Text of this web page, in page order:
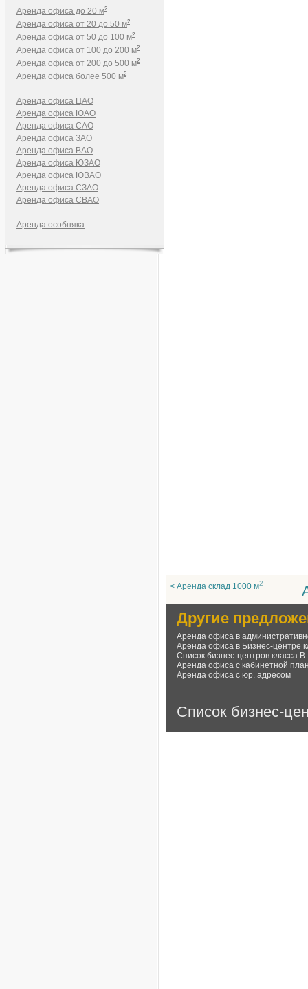
Аренда офиса до 20 м2
Аренда офиса от 20 до 50 м2
Аренда офиса от 50 до 100 м2
Аренда офиса от 100 до 200 м2
Аренда офиса от 200 до 500 м2
Аренда офиса более 500 м2
Аренда офиса ЦАО
Аренда офиса ЮАО
Аренда офиса САО
Аренда офиса ЗАО
Аренда офиса ВАО
Аренда офиса ЮЗАО
Аренда офиса ЮВАО
Аренда офиса СЗАО
Аренда офиса СВАО
Аренда особняка
< Аренда склад 1000 м2
Другие
Аренда офиса в
Аренда офиса в Бизнес-центре
Список бизнес-центров класса В
Аренда офиса с кабинетной
Аренда офиса с юр. адресом
Список бизнес-